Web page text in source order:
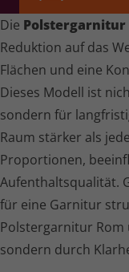
Die Polster­garnitur
Reduktion auf das
Flächen und eine
Dieses Modell ist
sondern für
Raum stärker als
Proportionen,
Aufent­halts­qua­lität.
für eine Garnitur
Polster­garnitur
sondern durch